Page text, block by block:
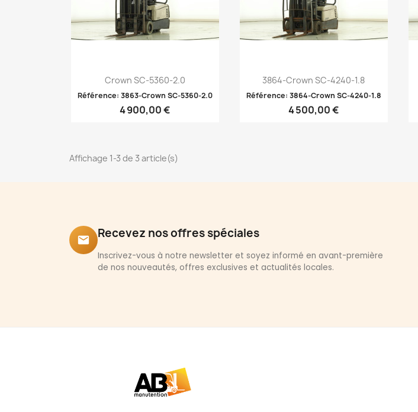
Aperçu rapide
Crown SC-5360-2.0
Référence: 3863-Crown SC-5360-2.0
4 900,00 €
Aperçu rapide
3864-Crown SC-4240-1.8
Référence: 3864-Crown SC-4240-1.8
4 500,00 €
Affichage 1-3 de 3 article(s)
email Recevez nos offres spéciales
Inscrivez-vous à notre newsletter et soyez informé en avant-première
de nos nouveautés, offres exclusives et actualités locales.